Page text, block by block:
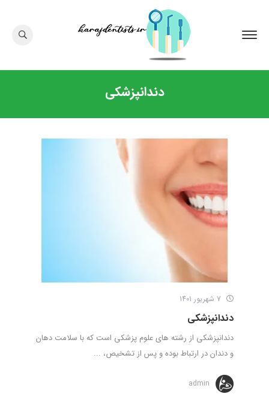
دندانپزشکی
دندانپزشکی
دندانپزشکی از رشته های علوم پزشکی است که با سلامت دهان
و دندان در ارتباط بوده و پس از تشخیص، ...
admin